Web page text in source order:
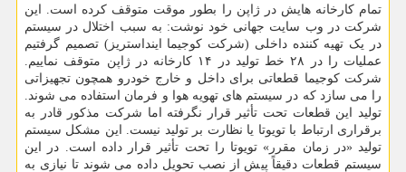
تمام کارخانه هایش در ژاپن را بطور موقت متوقف کرده است. این
شرکت در وب سایت جهانی خود نوشت: به سبب اختلال در سیستم
در یک تهیه کننده داخلی (شرکت کوجیما اینداستریز) تصمیم گرفتیم
عملیات را در ۲۸ خط تولید در ۱۴ کارخانه در ژاپن متوقف نماییم.
شرکت کوجیما قطعاتی برای داخل و خارج خودرو همچون تجهیزاتی
را می سازد که در سیستم های تهویه هوا و فرمان استفاده می شوند.
تولید این قطعات تحت تأثیر قرار نگرفته اما شرکت مذکور قادر به
برقراری ارتباط با تویوتا یا نظارت بر تولید نیست. این مشکل سیستم
تولید «در زمان مقرر» تویوتا را تحت تأثیر قرار داده است. در این
سیستم قطعات دقیقاً پیش از نصب تحویل داده می شوند تا نیازی به